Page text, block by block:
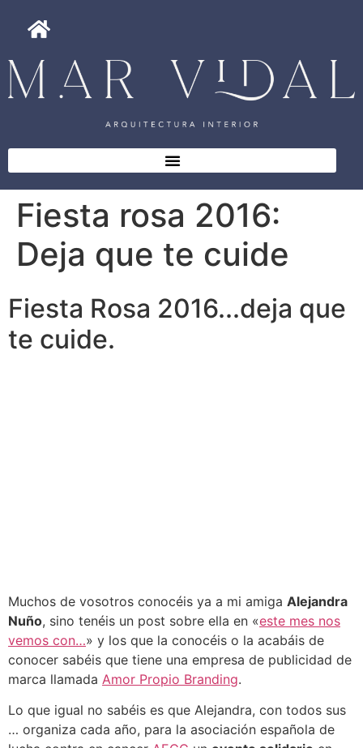
Fiesta rosa 2016:
Deja que te cuide
Fiesta Rosa 2016...deja que
te cuide.
Muchos de vosotros conocéis ya a mi amiga Alejandra
Nuño, sino tenéis un post sobre ella en «este mes nos
vemos con…» y los que la conocéis o la acabáis de
conocer sabéis que tiene una empresa de publicidad de
marca llamada Amor Propio Branding.
Lo que igual no sabéis es que Alejandra, con todos sus
… organiza cada año, para la asociación española de